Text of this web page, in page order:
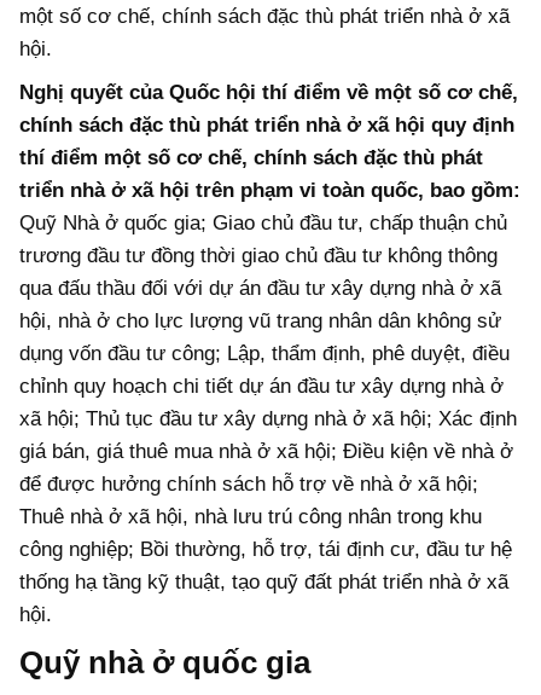
một số cơ chế, chính sách đặc thù phát triển nhà ở xã
hội.
Nghị quyết của Quốc hội thí điểm về một số cơ chế,
chính sách đặc thù phát triển nhà ở xã hội quy định
thí điểm một số cơ chế, chính sách đặc thù phát
triển nhà ở xã hội trên phạm vi toàn quốc, bao gồm:
Quỹ Nhà ở quốc gia; Giao chủ đầu tư, chấp thuận chủ
trương đầu tư đồng thời giao chủ đầu tư không thông
qua đấu thầu đối với dự án đầu tư xây dựng nhà ở xã
hội, nhà ở cho lực lượng vũ trang nhân dân không sử
dụng vốn đầu tư công; Lập, thẩm định, phê duyệt, điều
chỉnh quy hoạch chi tiết dự án đầu tư xây dựng nhà ở
xã hội; Thủ tục đầu tư xây dựng nhà ở xã hội; Xác định
giá bán, giá thuê mua nhà ở xã hội; Điều kiện về nhà ở
để được hưởng chính sách hỗ trợ về nhà ở xã hội;
Thuê nhà ở xã hội, nhà lưu trú công nhân trong khu
công nghiệp; Bồi thường, hỗ trợ, tái định cư, đầu tư hệ
thống hạ tầng kỹ thuật, tạo quỹ đất phát triển nhà ở xã
hội.
Quỹ nhà ở quốc gia